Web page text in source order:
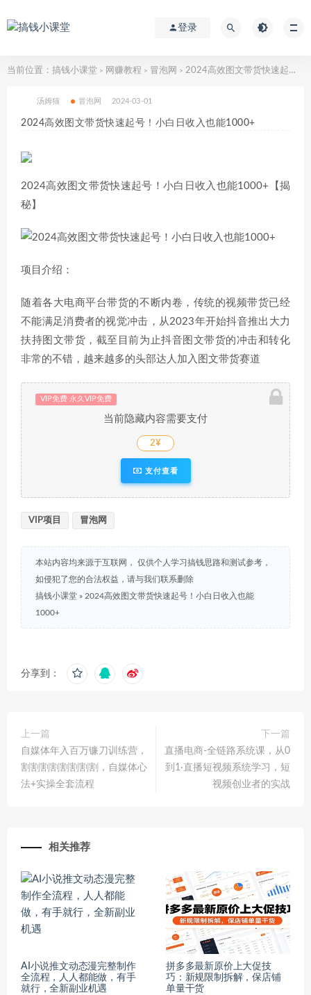
登录
当前位置： 搞钱小课堂 > 网赚教程 > 冒泡网 > 2024高效图文带货快速起号！小白日收入也能1000+
汤姆猫 冒泡网 2024-03-01
2024高效图文带货快速起号！小白日收入也能1000+
2024高效图文带货快速起号！小白日收入也能1000+【揭
秘】
项目介绍：
随着各大电商平台带货的不断内卷，传统的视频带货已经
不能满足消费者的视觉冲击，从2023年开始抖音推出大力
扶持图文带货，截至目前为止抖音图文带货的冲击和转化
非常的不错，越来越多的头部达人加入图文带货赛道
VIP免费 永久VIP免费
当前隐藏内容需要支付
2¥
支付查看
VIP项目 冒泡网
本站内容均来源于互联网， 仅供个人学习搞钱思路和测试参考，
如侵犯了您的合法权益，请与我们联系删除
搞钱小课堂 » 2024高效图文带货快速起号！小白日收入也能
1000+
分享到：
上一篇
自媒体年入百万镰刀训练营，
割割割割割割割割，自媒体心
法+实操全套流程
下一篇
直播电商-全链路系统课，从0
到1·直播短视频系统学习，短
视频创业者的实战
相关推荐
AI小说推文动态漫完整制作
全流程，人人都能做，有手
就行，全新副业机遇
拼多多最新原价上大促技
巧：新规限制拆解，保店铺
单量干货